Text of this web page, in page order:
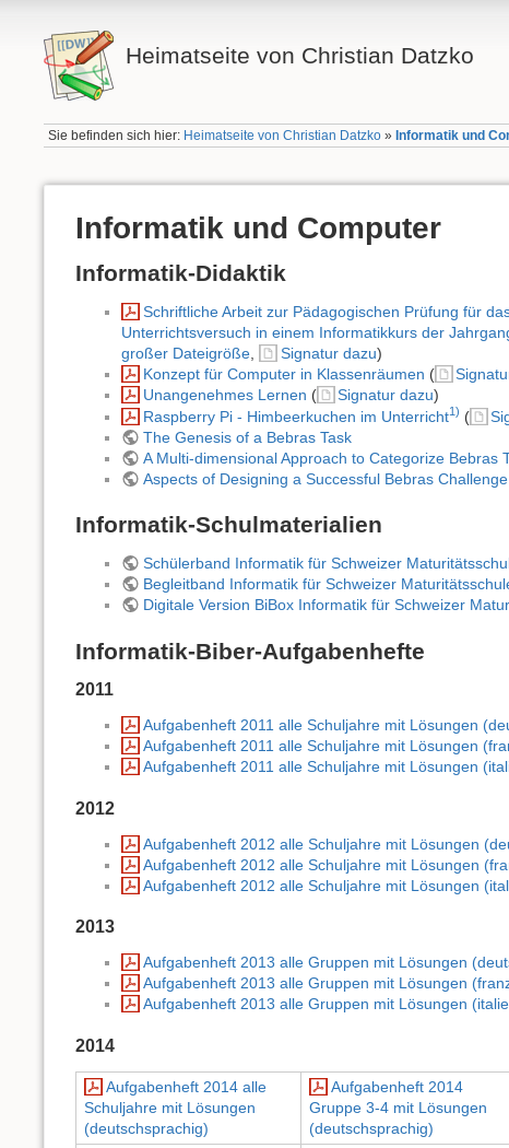
Heimatseite von Christian Datzko
Sie befinden sich hier: Heimatseite von Christian Datzko » Informatik und
Informatik und Computer
Informatik-Didaktik
Schriftliche Arbeit zur Pädagogischen Prüfung für
Unterrichtsversuch in einem Informatikkurs der
großer Dateigröße
Signatur dazu)
Konzept für Computer in Klassenräumen (
Unangenehmes Lernen ( Signatur dazu)
Raspberry Pi - Himbeerkuchen im Unterricht1) (
The Genesis of a Bebras Task
A Multi-dimensional Approach to Categorize Bebras
Aspects of Designing a Successful Bebras Challenge
Informatik-Schulmaterialien
Schülerband Informatik für Schweizer
Begleitband Informatik für Schweizer
Digitale Version BiBox Informatik für Schweizer
Informatik-Biber-Aufgabenhefte
2011
Aufgabenheft 2011 alle Schuljahre mit Lösungen
Aufgabenheft 2011 alle Schuljahre mit Lösungen
Aufgabenheft 2011 alle Schuljahre mit Lösungen
2012
Aufgabenheft 2012 alle Schuljahre mit Lösungen
Aufgabenheft 2012 alle Schuljahre mit Lösungen
Aufgabenheft 2012 alle Schuljahre mit Lösungen
2013
Aufgabenheft 2013 alle Gruppen mit Lösungen
Aufgabenheft 2013 alle Gruppen mit Lösungen
Aufgabenheft 2013 alle Gruppen mit Lösungen
2014
Aufgabenheft 2014 alle
Schuljahre mit Lösungen
(deutschsprachig)
Aufgabenheft 2014
Gruppe 3-4 mit Lösungen
(deutschsprachig)